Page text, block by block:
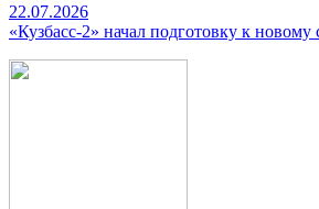
22.07.2026
«Кузбасс-2» начал подготовку к новому